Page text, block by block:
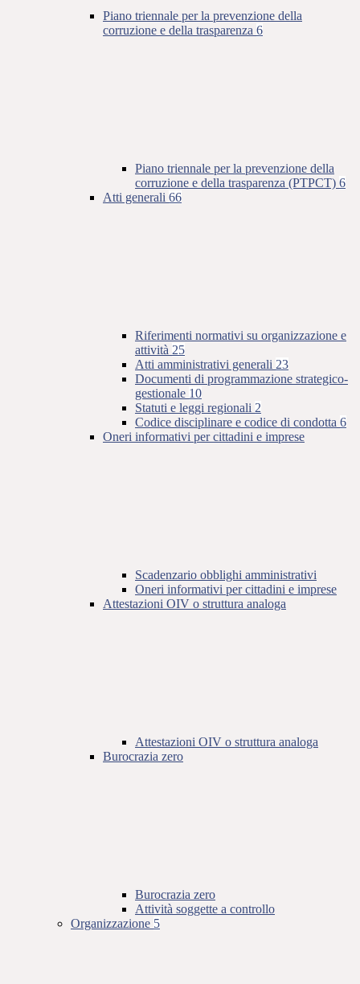
Piano triennale per la prevenzione della
corruzione e della trasparenza 6
Piano triennale per la prevenzione della
corruzione e della trasparenza (PTPCT) 6
Atti generali 66
Riferimenti normativi su organizzazione e
attività 25
Atti amministrativi generali 23
Documenti di programmazione strategico-
gestionale 10
Statuti e leggi regionali 2
Codice disciplinare e codice di condotta 6
Oneri informativi per cittadini e imprese
Scadenzario obblighi amministrativi
Oneri informativi per cittadini e imprese
Attestazioni OIV o struttura analoga
Attestazioni OIV o struttura analoga
Burocrazia zero
Burocrazia zero
Attività soggette a controllo
Organizzazione 5